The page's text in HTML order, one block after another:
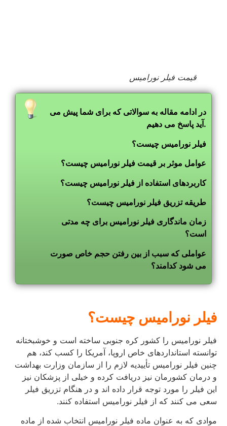
قیمت فیلر نورامیس
در ادامه مقاله به سوالاتی که برای شما پیش می
آید پاسخ می دهیم.
فیلر نورامیس چیست؟
عوامل موثر بر قیمت فیلر نورامیس چیست؟
کاربردهای استفاده از فیلر نورامیس چیست؟
طریقه تزریق فیلر نورامیس چیست؟
زمان ماندگاری فیلر نورامیس برای چه مدتی
است؟
عواملی که سبب از بین رفتن حجم خاص صورت
می شود کدامند؟
فیلر نورامیس چیست؟
فیلر نورامیس را کشور کره جنوبی ساخته است و خوشبختانه
توانسته استانداردهای خاص اروپا، آمریکا را کسب کند، هم
چنین فیلر نورامیس تأییدیه لازم را از سازمان وزارت بهداشت
و درمان کشورمان نیز دریافت کرده و خیلی از پزشکان نیز
این فیلر را مورد توجه قرار داده اند و در هنگام تزریق فیلر
سعی می کنند که از فیلر نورامیس استفاده کنند.
موادی که به عنوان ماده فیلر نورامیس انتخاب شده از ماده